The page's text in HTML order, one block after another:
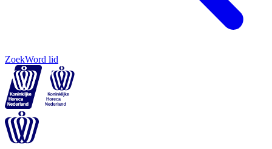
ZoekWord lid